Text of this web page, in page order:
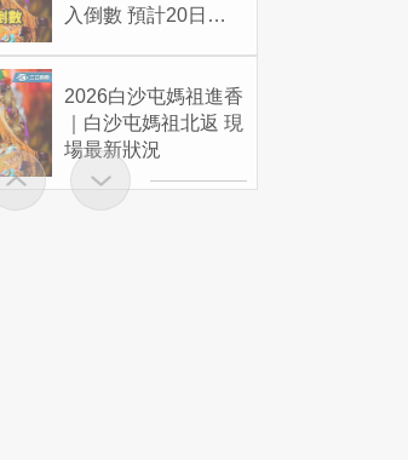
入倒數 預計20日回
2026白沙屯媽祖進香
｜白沙屯媽祖北返 現
場最新狀況